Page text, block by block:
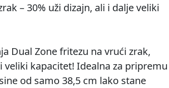
– 30% uži dizajn, ali i dalje veliki
Dual Zone fritezu na vrući zrak,
veliki kapacitet! Idealna za pripremu
od samo 38,5 cm lako stane